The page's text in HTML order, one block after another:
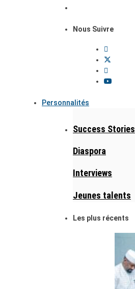
Nous Suivre
Personnalités
Success Stories
Diaspora
Interviews
Jeunes talents
Les plus récents